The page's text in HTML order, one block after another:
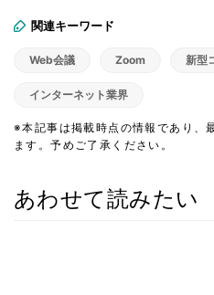
関連キーワード
Web会議 Zoom 新型
インターネット業界
※本記事は掲載時点の情報であり、
ます。予めご了承ください。
あわせて読みたい